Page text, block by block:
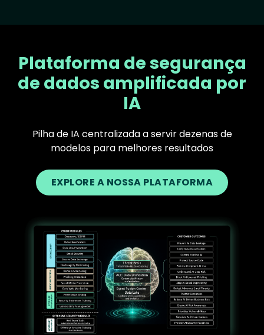
Plataforma de segurança
de dados amplificada por
IA
Pilha de IA centralizada a servir dezenas de
modelos para melhores resultados
EXPLORE A NOSSA PLATAFORMA